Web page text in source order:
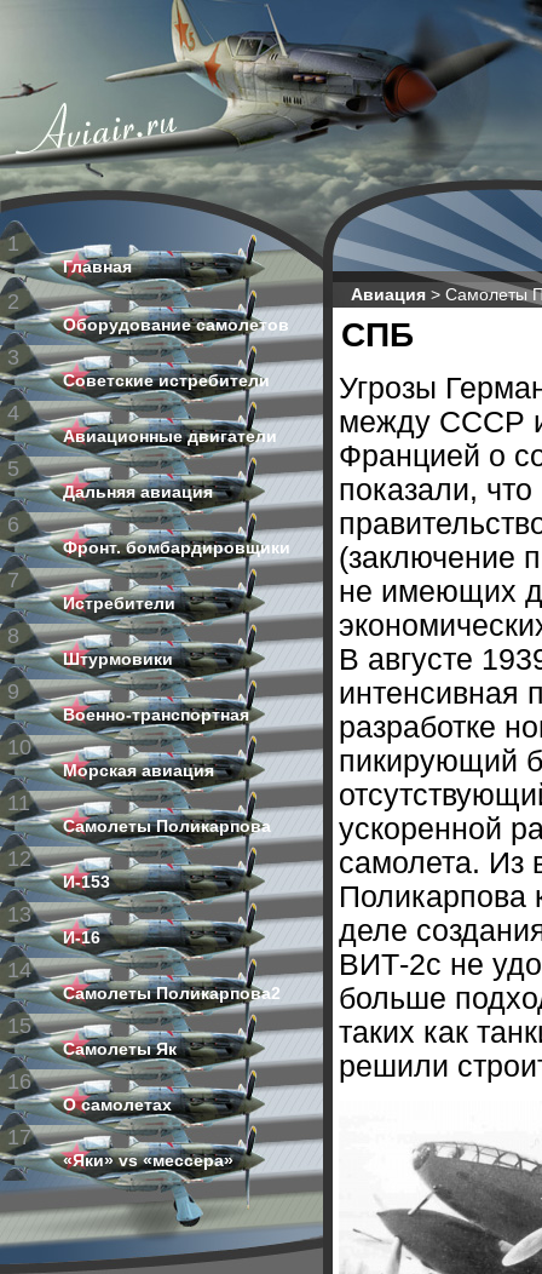
1
Главная
2
Оборудование самолетов
3
Советские истребители
4
Авиационные двигатели
5
Дальняя авиация
6
Фронт. бомбардировщики
7
Истребители
8
Штурмовики
9
Военно-транспортная
10
Морская авиация
11
Самолеты Поликарпова
12
И-153
13
И-16
14
Самолеты Поликарпова2
15
Самолеты Як
16
О самолетах
17
«Яки» vs «мессера»
Авиация > Самолеты
СПБ
Угрозы
между СССР
Францией о
показали,
(заключение
не имеющих
В августе
интенсивная
разработке
пикирующий
ускоренной
самолета. Из
Поликарпова
деле
ВИТ-2с не
больше
таких как
решили